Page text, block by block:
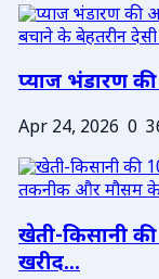
प्याज भंडारण
Apr 24, 2026 0
खेती-किसानी
खरीद...